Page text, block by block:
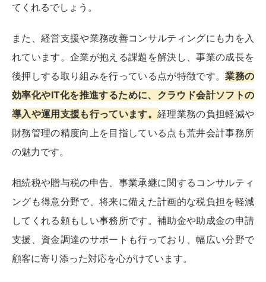
てくれるでしょう。
また、経営支援や業務改善コンサルティングにも力を入
れています。企業が抱える課題を解決し、事業の成長を
後押しする取り組みを行っている点が特徴です。業務の
効率化やIT化を推進するために、クラウド会計ソフトの
導入や運用支援も行っています。 経理業務の負担軽減や
財務管理の精度向上を目指している点も荒井会計事務所
の魅力です。
相続税や贈与税の申告、事業承継に関するコンサルティ
ングも得意分野で、将来に備えた計画的な税負担を軽減
してくれる頼もしい事務所です。補助金や助成金の申請
支援、資金調達のサポートも行っており、幅広い分野で
顧客に寄り添った対応を心がけています。